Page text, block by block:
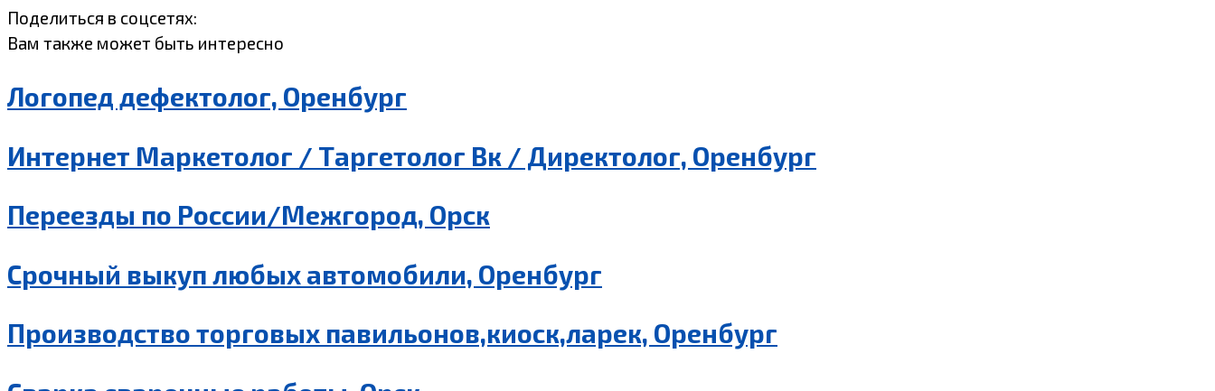
Поделиться в соцсетях:
Вам также может быть интересно
Логопед дефектолог, Оренбург
Интернет Маркетолог / Таргетолог Вк / Директолог, Оренбург
Переезды по России/Межгород, Орск
Срочный выкуп любых автомобили, Оренбург
Производство торговых павильонов,киоск,ларек, Оренбург